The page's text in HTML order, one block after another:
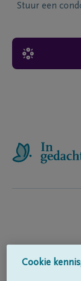
Stuur een
Cookie